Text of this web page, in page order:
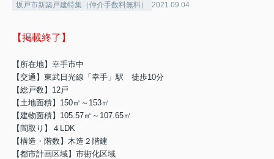
坂戸市新築戸建特集（仲介手数料無料） 2021.09.04
【掲載終了】
【所在地】幸手市中
【交通】東武日光線「幸手」駅 徒歩10分
【総戸数】12戸
【土地面積】150㎡～153㎡
【建物面積】105.57㎡～107.65㎡
【間取り】４LDK
【構造・階数】木造２階建
【都市計画区域】市街化区域